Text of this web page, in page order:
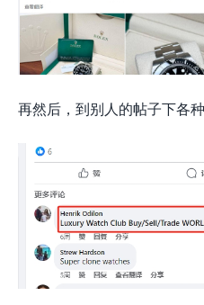
再然后，到别人的帖子下各